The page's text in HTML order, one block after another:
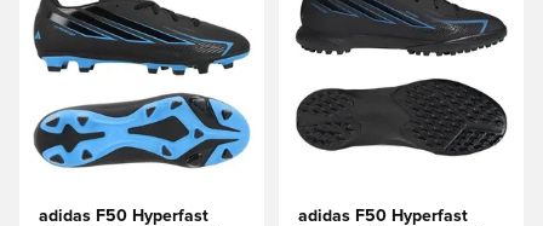
adidas F50 Hyperfast
adidas F50 Hyperfast